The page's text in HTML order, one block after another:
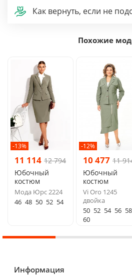
Как вернуть, если не
Похожие
-13%
11 114 12 794
Юбочный
костюм
Мода Юрс 2224
46 48 50 52 54
-12%
10 477 11
Юбочный
костюм
Vi Oro 1245
двойка
50 52 54 56 58
60
Информация